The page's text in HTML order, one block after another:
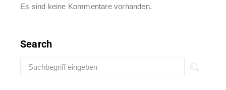
Es sind keine Kommentare vorhanden.
Search